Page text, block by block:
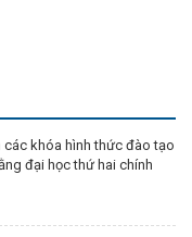
khóa hình thức đào tạo
đại học thứ hai chính